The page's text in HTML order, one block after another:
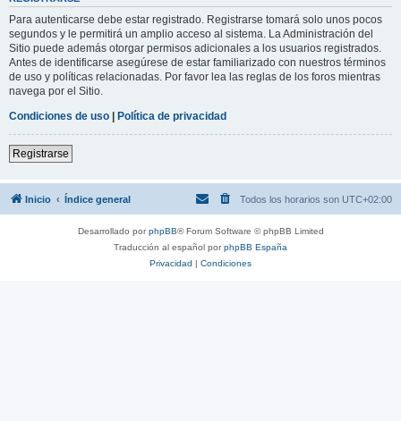
Para autenticarse debe estar registrado. Registrarse tomará solo unos pocos
segundos y le permitirá un amplio acceso al sistema. La Administración del
Sitio puede además otorgar permisos adicionales a los usuarios registrados.
Antes de identificarse asegúrese de estar familiarizado con nuestros términos
de uso y políticas relacionadas. Por favor lea las reglas de los foros mientras
navega por el Sitio.
Condiciones de uso | Política de privacidad
Registrarse
Inicio Índice general Todos los horarios son UTC+02:00
Desarrollado porphpBB® Forum Software © phpBB Limited
Traducción al español porphpBB España
Privacidad | Condiciones